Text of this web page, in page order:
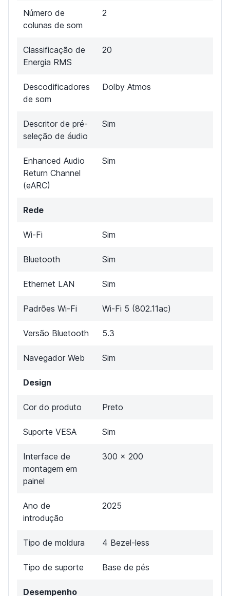
Número de
colunas de som
2
Classificação de
Energia RMS
20
Descodificadores
de som
Dolby Atmos
Descritor de pré-
seleção de áudio
Sim
Enhanced Audio
Return Channel
(eARC)
Sim
Rede
Wi-Fi Sim
Bluetooth Sim
Ethernet LAN Sim
Padrões Wi-Fi Wi-Fi 5 (802.11ac)
Versão Bluetooth 5.3
Navegador Web Sim
Design
Cor do produto Preto
Suporte VESA Sim
Interface de
montagem em
painel
300 x 200
Ano de
introdução
2025
Tipo de moldura 4 Bezel-less
Tipo de suporte Base de pés
Desempenho